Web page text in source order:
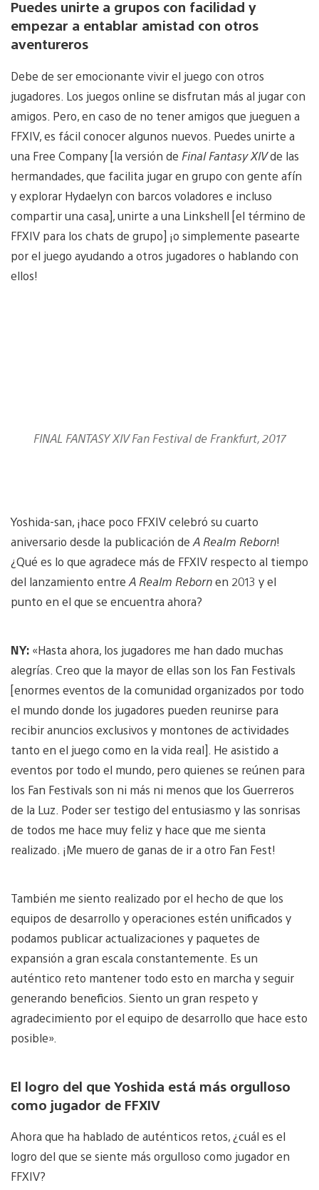
Puedes unirte a grupos con facilidad y
empezar a entablar amistad con otros
aventureros
Debe de ser emocionante vivir el juego con otros
jugadores. Los juegos online se disfrutan más al jugar con
amigos. Pero, en caso de no tener amigos que jueguen a
FFXIV, es fácil conocer algunos nuevos. Puedes unirte a
una Free Company [la versión de Final Fantasy XIVde las
hermandades, que facilita jugar en grupo con gente afín
y explorar Hydaelyn con barcos voladores e incluso
compartir una casa], unirte a una Linkshell [el término de
FFXIV para los chats de grupo] ¡o simplemente pasearte
por el juego ayudando a otros jugadores o hablando con
ellos!
FINAL FANTASY XIV Fan Festival de Frankfurt, 2017
Yoshida-san, ¡hace poco FFXIV celebró su cuarto
aniversario desde la publicación de A Realm Reborn!
¿Qué es lo que agradece más de FFXIV respecto al tiempo
del lanzamiento entre A Realm Rebornen 2013 y el
punto en el que se encuentra ahora?
NY: «Hasta ahora, los jugadores me han dado muchas
alegrías. Creo que la mayor de ellas son los Fan Festivals
[enormes eventos de la comunidad organizados por todo
el mundo donde los jugadores pueden reunirse para
recibir anuncios exclusivos y montones de actividades
tanto en el juego como en la vida real]. He asistido a
eventos por todo el mundo, pero quienes se reúnen para
los Fan Festivals son ni más ni menos que los Guerreros
de la Luz. Poder ser testigo del entusiasmo y las sonrisas
de todos me hace muy feliz y hace que me sienta
realizado. ¡Me muero de ganas de ir a otro Fan Fest!
También me siento realizado por el hecho de que los
equipos de desarrollo y operaciones estén unificados y
podamos publicar actualizaciones y paquetes de
expansión a gran escala constantemente. Es un
auténtico reto mantener todo esto en marcha y seguir
generando beneficios. Siento un gran respeto y
agradecimiento por el equipo de desarrollo que hace esto
posible».
El logro del que Yoshida está más orgulloso
como jugador de FFXIV
Ahora que ha hablado de auténticos retos, ¿cuál es el
logro del que se siente más orgulloso como jugador en
FFXIV?